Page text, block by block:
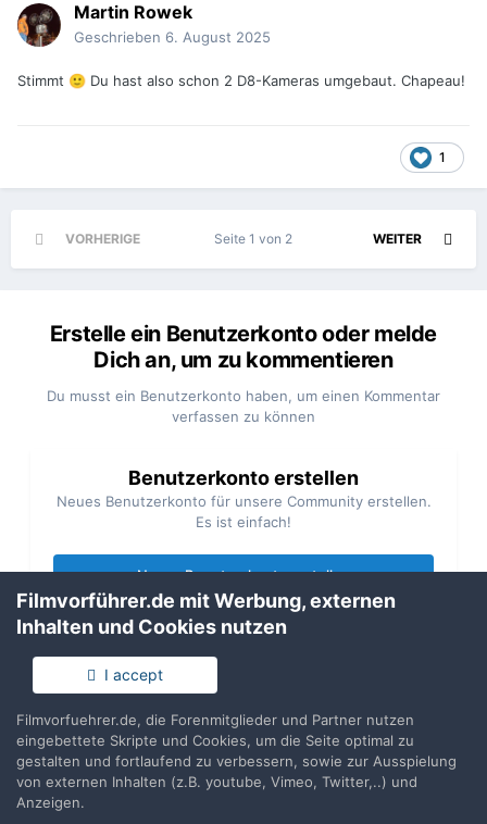
Martin Rowek
Geschrieben 6. August 2025
Stimmt 🙂 Du hast also schon 2 D8-Kameras umgebaut. Chapeau!
1
VORHERIGE WEITER
Seite 1 von 2
Erstelle ein Benutzerkonto oder melde
Dich an, um zu kommentieren
Du musst ein Benutzerkonto haben, um einen Kommentar
verfassen zu können
Benutzerkonto erstellen
Neues Benutzerkonto für unsere Community erstellen.
Es ist einfach!
Neues Benutzerkonto erstellen
Du hast bereits ein Benutzerkonto? Melde Dich hier an.
Jetzt anmelden
Filmvorführer.de mit Werbung, externen
Inhalten und Cookies nutzen
I accept
Filmvorfuehrer.de, die Forenmitglieder und Partner nutzen
eingebettete Skripte und Cookies, um die Seite optimal zu
gestalten und fortlaufend zu verbessern, sowie zur Ausspielung
von externen Inhalten (z.B. youtube, Vimeo, Twitter,..) und
Anzeigen.